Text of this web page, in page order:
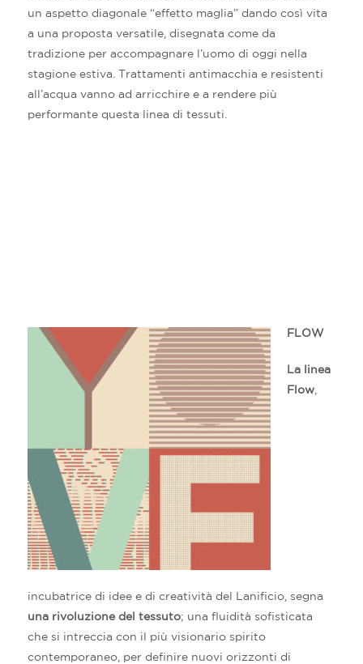
un aspetto diagonale “effetto maglia” dando così vita
a una proposta versatile, disegnata come da
tradizione per accompagnare l’uomo di oggi nella
stagione estiva. Trattamenti antimacchia e resistenti
all’acqua vanno ad arricchire e a rendere più
performante questa linea di tessuti.
FLOW
La linea
Flow
incubatrice di idee e di creatività del Lanificio, segna
una rivoluzione del tessuto; una fluidità sofisticata
che si intreccia con il più visionario spirito
contemporaneo, per definire nuovi orizzonti di